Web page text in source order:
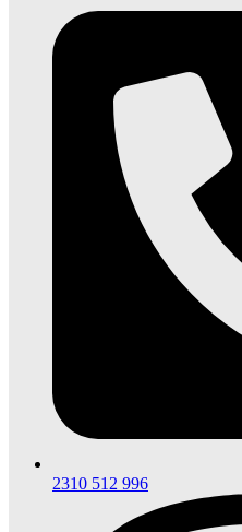
2310 512 996